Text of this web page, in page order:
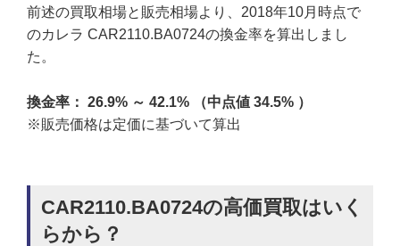
前述の買取相場と販売相場より、2018年10月時点で
のカレラ CAR2110.BA0724の換金率を算出しまし
た。
換金率： 26.9% ～ 42.1% （中点値 34.5% ）
※販売価格は定価に基づいて算出
CAR2110.BA0724の高価買取はいく
らから？